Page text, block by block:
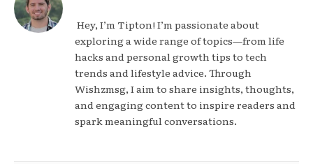
Hey, I’m Tipton! I’m passionate about
exploring a wide range of topics—from life
hacks and personal growth tips to tech
trends and lifestyle advice. Through
Wishzmsg, I aim to share insights, thoughts,
and engaging content to inspire readers and
spark meaningful conversations.